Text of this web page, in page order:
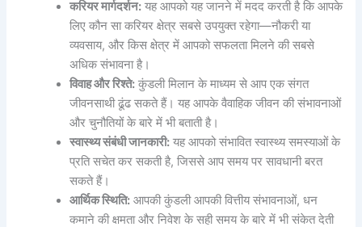
करियर मार्गदर्शन: यह आपको यह जानने में मदद करती है कि आपके
लिए कौन सा करियर क्षेत्र सबसे उपयुक्त रहेगा—नौकरी या
व्यवसाय, और किस क्षेत्र में आपको सफलता मिलने की सबसे
अधिक संभावना है।
विवाह और रिश्ते: कुंडली मिलान के माध्यम से आप एक संगत
जीवनसाथी ढूंढ सकते हैं। यह आपके वैवाहिक जीवन की संभावनाओं
और चुनौतियों के बारे में भी बताती है।
स्वास्थ्य संबंधी जानकारी: यह आपको संभावित स्वास्थ्य समस्याओं के
प्रति सचेत कर सकती है, जिससे आप समय पर सावधानी बरत
सकते हैं।
आर्थिक स्थिति: आपकी कुंडली आपकी वित्तीय संभावनाओं, धन
कमाने की क्षमता और निवेश के सही समय के बारे में भी संकेत देती